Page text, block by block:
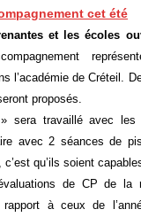
cet été
et les écoles
l’académie de Créteil.
proposés.
sera travaillé avec
avec 2 séances de
qu’ils soient
de CP de la
rapport à ceux de